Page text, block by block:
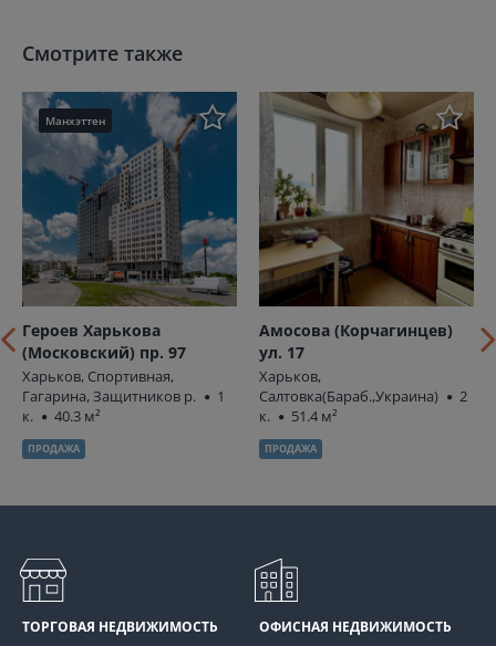
Смотрите также
Манхэттен
Героев Харькова
(Московский) пр. 97
Харьков, Спортивная,
Гагарина, Защитников р.
1
к.
40.3 м²
ПРОДАЖА
Амосова (Корчагинцев)
ул. 17
Харьков,
Салтовка(Бараб.,Украина)
2
к.
51.4 м²
ПРОДАЖА
ТОРГОВАЯ НЕДВИЖИМОСТЬ ОФИСНАЯ НЕДВИЖИМОСТЬ